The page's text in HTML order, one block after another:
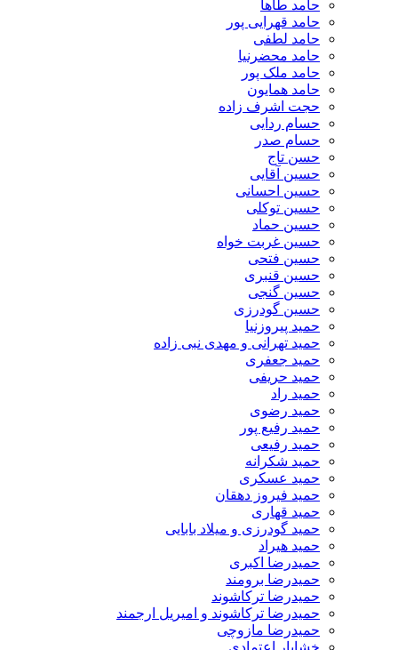
حامد طاها
حامد قهرایی پور
حامد لطفی
حامد محضرنیا
حامد ملک پور
حامد همایون
حجت اشرف زاده
حسام ردایی
حسام صدر
حسن تاج
حسین آقایی
حسین احسانی
حسین توکلی
حسین حماد
حسین غربت خواه
حسین فتحی
حسین قنبری
حسین گنجی
حسین گودرزی
حمید پیروزنیا
حمید تهرانی و مهدی نبی زاده
حمید جعفری
حمید حریفی
حمید راد
حمید رضوی
حمید رفیع پور
حمید رفیعی
حمید شکرانه
حمید عسکری
حمید فیروز دهقان
حمید قهاری
حمید گودرزی و میلاد بابایی
حمید هیراد
حمیدرضا اکبری
حمیدرضا برومند
حمیدرضا ترکاشوند
حمیدرضا ترکاشوند و امیریل ارجمند
حمیدرضا مازوچی